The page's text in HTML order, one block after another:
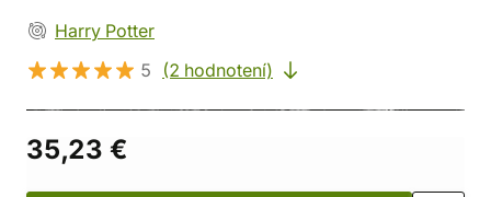
Harry Potter
5
(2 hodnotení)
35,23 €